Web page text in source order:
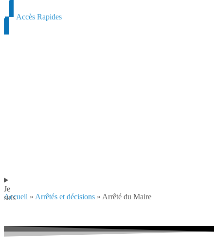
contenu
principal
Accès Rapides
Je
suis
Accueil » Arrêtés et décisions » Arrêté du Maire